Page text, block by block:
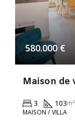
580.000 €
3 103m²
MAISON / VILLA